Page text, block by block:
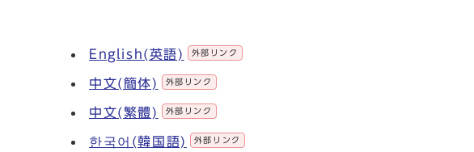
English(英語) 外部リンク
中文(簡体) 外部リンク
中文(繁體) 外部リンク
한국어(韓国語) 外部リンク